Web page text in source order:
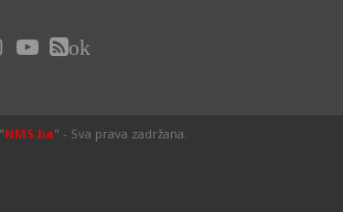
ok
NMS.ba" - Sva prava zadržana.